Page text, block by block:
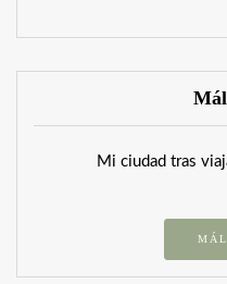
Mi ciudad tras